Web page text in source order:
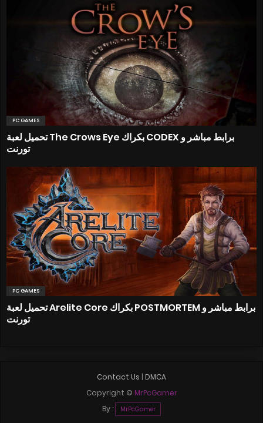
PC GAMES
تحميل لعبة The Crows Eye بكراك CODEX برابط مباشر و
تورنت
PC GAMES
تحميل لعبة Arelite Core بكراك POSTMORTEM برابط مباشر و
تورنت
Contact Us | DMCA
Copyright © MrPcGamer
By :
MrPcGamer